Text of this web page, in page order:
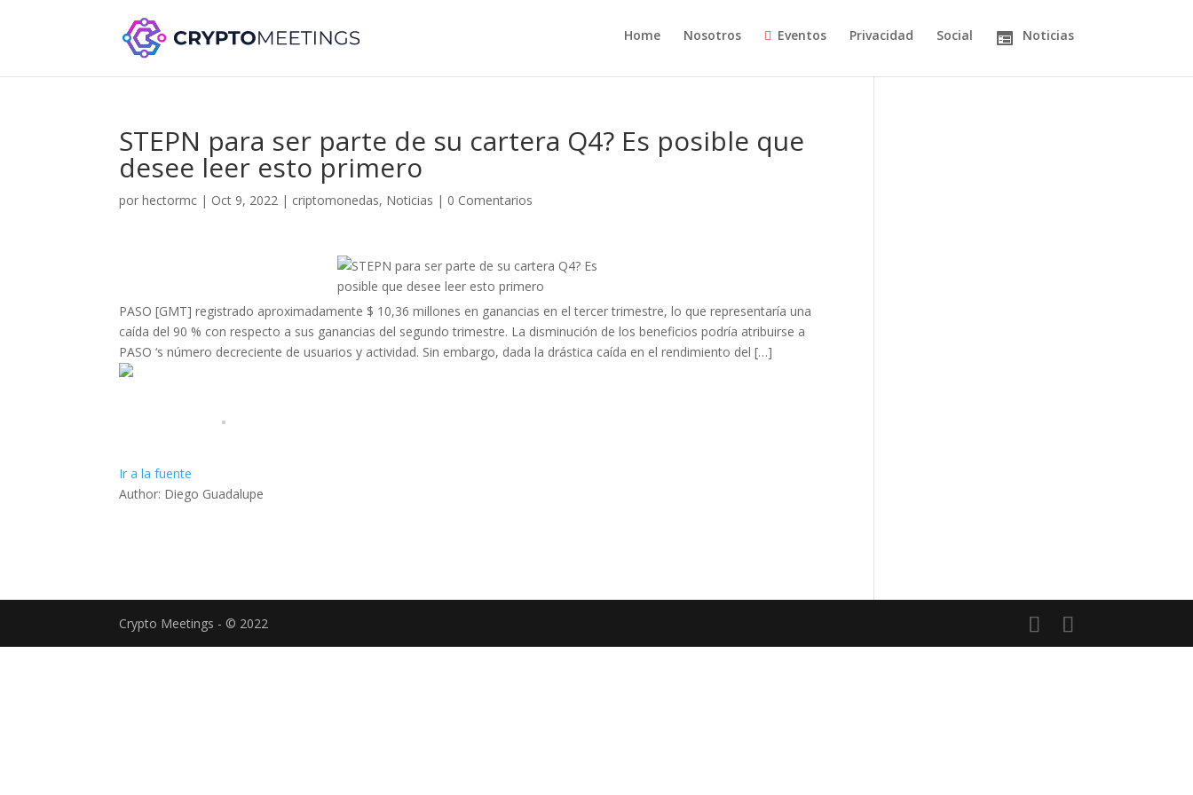
Home Nosotros Eventos Privacidad Social Noticias
STEPN para ser parte de su cartera Q4? Es posible que
desee leer esto primero
porhectormc | Oct 9, 2022 | criptomonedas, Noticias | 0 Comentarios
PASO [GMT] registrado aproximadamente $ 10,36 millones en ganancias en el tercer trimestre, lo que representaría una
caída del 90 % con respecto a sus ganancias del segundo trimestre. La disminución de los beneficios podría atribuirse a
PASO ‘s número decreciente de usuarios y actividad. Sin embargo, dada la drástica caída en el rendimiento del […]
Ir a la fuente
Author: Diego Guadalupe
Crypto Meetings - © 2022